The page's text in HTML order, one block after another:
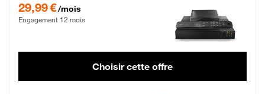
29,99 €/mois
Engagement 12 mois
Choisir cette offre